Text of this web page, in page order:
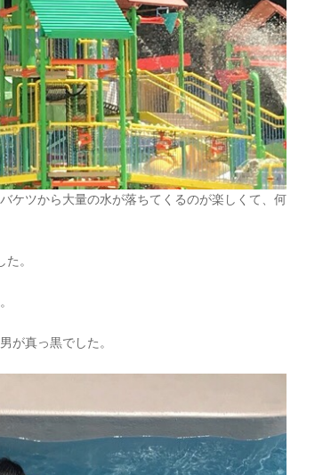
ケツから大量の水が落ちてくるのが楽しくて、何
。
が真っ黒でした。